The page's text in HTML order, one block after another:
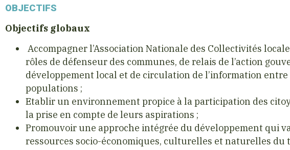
OBJECTIFS
Objectifs globaux
Accompagner l’Association Nationale des Collectivités
rôles de défenseur des communes, de relais de l’action
développement local et de circulation de l’information entre
populations ;
Etablir un environnement propice à la participation des
la prise en compte de leurs aspirations ;
Promouvoir une approche intégrée du développement qui
ressources socio-économiques, culturelles et naturelles